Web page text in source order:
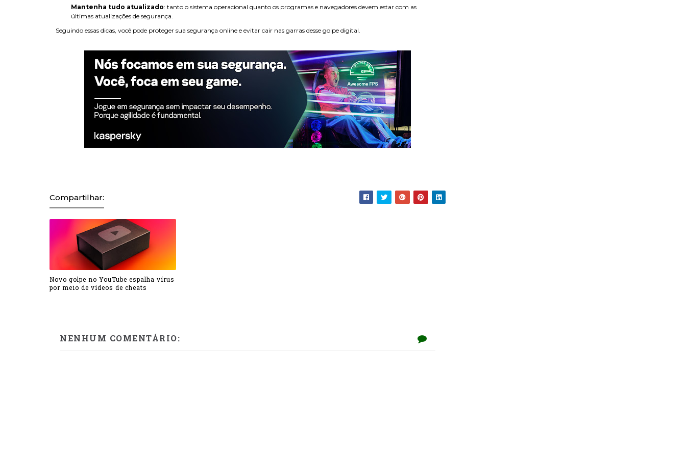
Mantenha tudo atualizado: tanto o sistema operacional quanto os programas e navegadores devem estar com as
últimas atualizações de segurança.
Seguindo essas dicas, você pode proteger sua segurança online e evitar cair nas garras desse golpe digital.
Compartilhar:
Novo golpe no YouTube espalha vírus
por meio de vídeos de cheats
NENHUM COMENTÁRIO: